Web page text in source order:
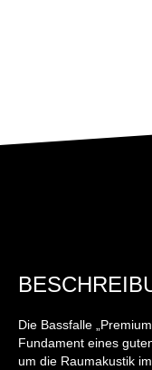
Die Bassfalle
Fundament eines
um die Raumakustik